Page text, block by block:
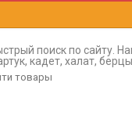
поиск по сайту.
кадет, халат,